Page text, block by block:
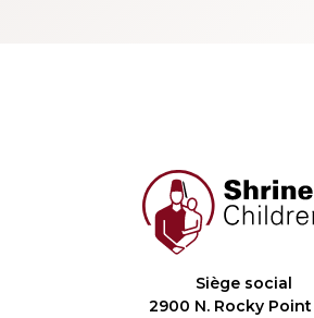
Siège social
2900 N. Rocky Point